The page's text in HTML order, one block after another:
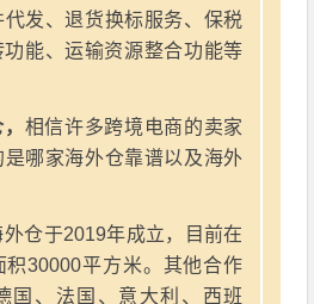
发、退货换标服务、保税
能、运输资源整合功能等
相信许多跨境电商的卖家
哪家海外仓靠谱以及海外
仓于2019年成立，目前在
积30000平方米。其他合作
国、法国、意大利、西班